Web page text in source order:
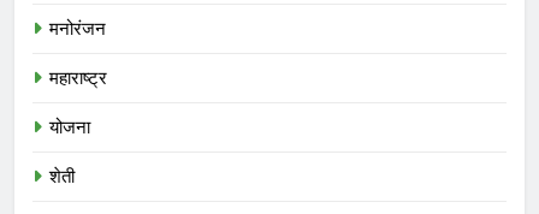
मनोरंजन
महाराष्ट्र
योजना
शेती